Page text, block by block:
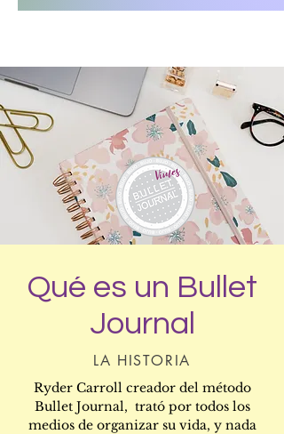
Qué es un Bullet
Journal
LA HISTORIA
Ryder Carroll creador del método
Bullet Journal, trató por todos los
medios de organizar su vida, y nada